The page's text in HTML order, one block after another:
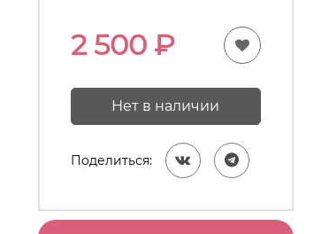
2 500₽
Нет в наличии
Поделиться: